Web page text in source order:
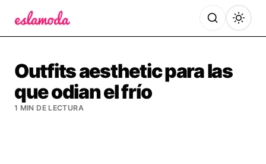
Outfits aesthetic para las
que odian el frío
1 MIN DE LECTURA